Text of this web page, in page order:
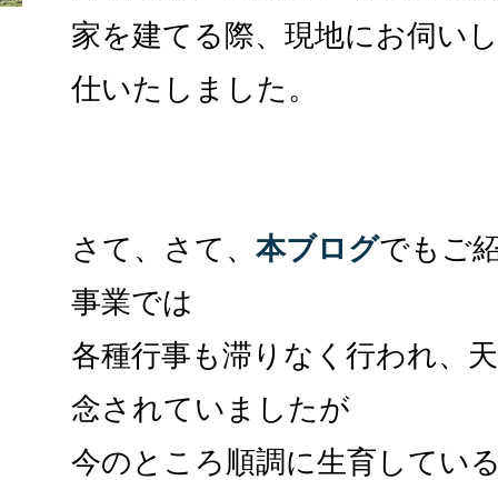
家を建てる際、現地にお伺い
仕いたしました。
さて、さて、 本ブログでもご
事業では
各種行事も滞りなく行われ、
念されていましたが
今のところ順調に生育してい